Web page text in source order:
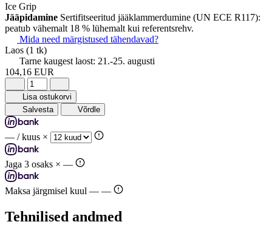
Ice Grip
Jääpidamine Sertifitseeritud jääklammerdumine (UN ECE R117):
peatub vähemalt 18 % lühemalt kui referentsrehv.
Mida need märgistused tähendavad?
Laos (1 tk)
Tarne kaugest laost: 21.-25. augusti
104,16 EUR
Lisa ostukorvi
Salvesta
Võrdle
— / kuus ×
Jaga 3 osaks × —
Maksa järgmisel kuul — —
Tehnilised andmed